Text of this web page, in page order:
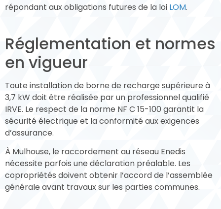
répondant aux obligations futures de la loi LOM.
Réglementation et normes
en vigueur
Toute installation de borne de recharge supérieure à
3,7 kW doit être réalisée par un professionnel qualifié
IRVE. Le respect de la norme NF C 15-100 garantit la
sécurité électrique et la conformité aux exigences
d’assurance.
À Mulhouse, le raccordement au réseau Enedis
nécessite parfois une déclaration préalable. Les
copropriétés doivent obtenir l’accord de l’assemblée
générale avant travaux sur les parties communes.